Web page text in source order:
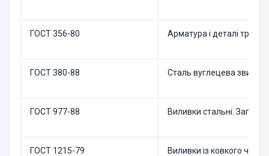
ГОСТ 356-80 Арматура і деталі
ГОСТ 380-88 Сталь вуглецева
ГОСТ 977-88 Виливки стальні.
ГОСТ 1215-79 Виливки із ковкого